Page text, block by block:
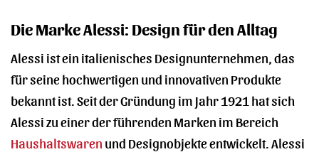
Die Marke Alessi: Design für den Alltag
Alessi ist ein italienisches Designunternehmen, das
für seine hochwertigen und innovativen Produkte
bekannt ist. Seit der Gründung im Jahr 1921 hat sich
Alessi zu einer der führenden Marken im Bereich
Haushaltswaren und Designobjekte entwickelt. Alessi